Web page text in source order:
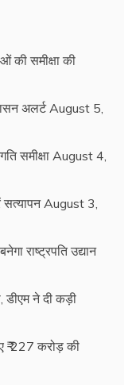
की समीक्षा की
अलर्ट August 5,
समीक्षा August 4,
August 3,
राष्ट्रपति उद्यान
डीएम ने दी कड़ी
₹ 227 करोड़ की